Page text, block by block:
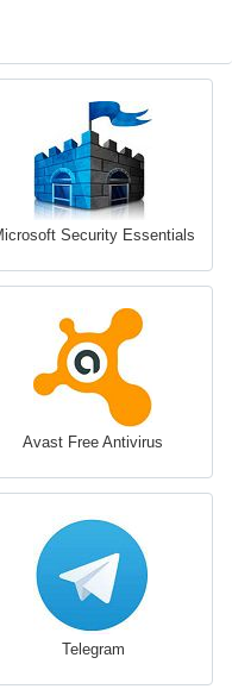
Security Essentials
Avast Free Antivirus
Telegram